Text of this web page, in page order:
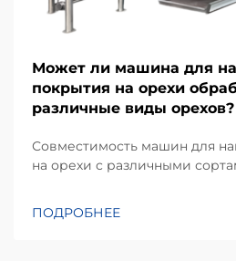
Может ли машина для
покрытия на орехи
различные виды орехов?
Совместимость машин для
на орехи с различными
задаваемых вопросов
ПОДРОБНЕЕ